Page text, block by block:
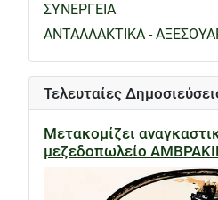
ΣΥΝΕΡΓΕΙΑ
ΑΝΤΑΛΛΑΚΤΙΚΑ -
Τελευταίες
Μετακομίζει
μεζεδοπωλείο